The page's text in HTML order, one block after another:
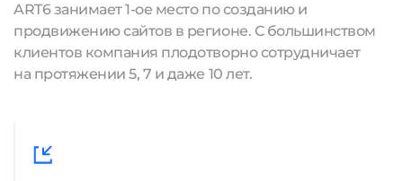
ART6 занимает 1-ое место по созданию и
продвижению сайтов в регионе. С большинством
клиентов компания плодотворно сотрудничает
на протяжении 5, 7 и даже 10 лет.